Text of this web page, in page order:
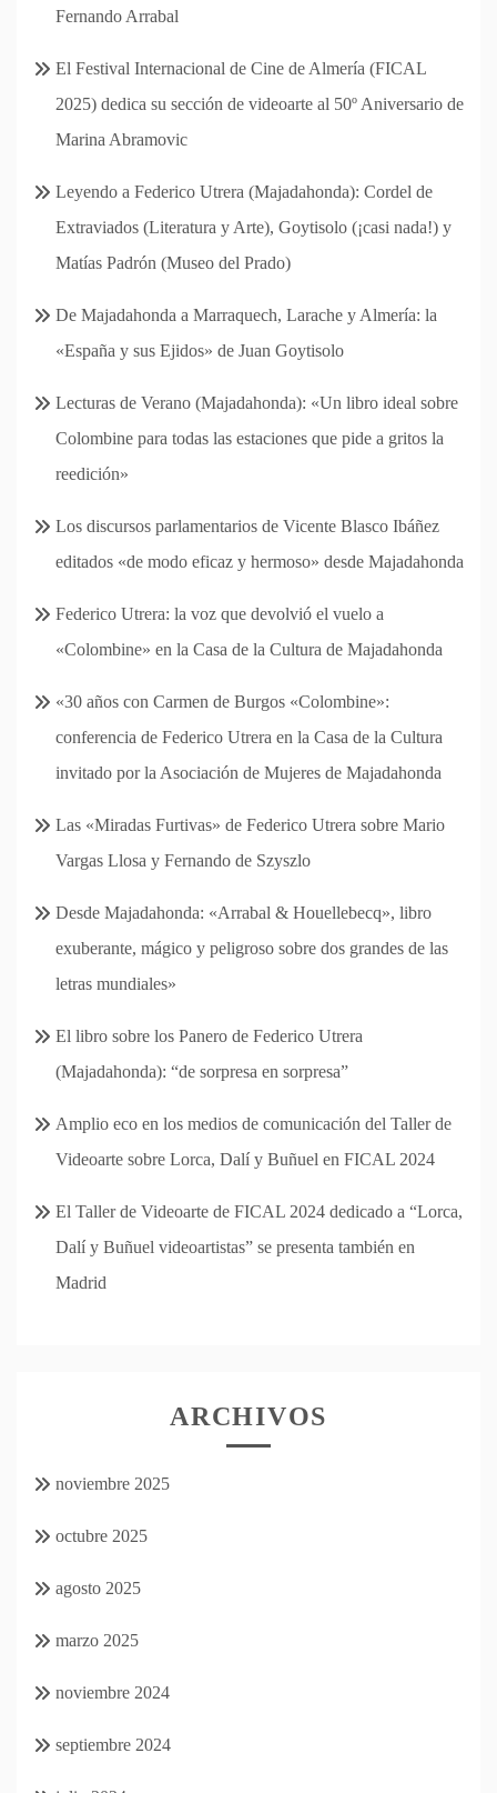
Fernando Arrabal
El Festival Internacional de Cine de Almería (FICAL
2025) dedica su sección de videoarte al 50º Aniversario de
Marina Abramovic
Leyendo a Federico Utrera (Majadahonda): Cordel de
Extraviados (Literatura y Arte), Goytisolo (¡casi nada!) y
Matías Padrón (Museo del Prado)
De Majadahonda a Marraquech, Larache y Almería: la
«España y sus Ejidos» de Juan Goytisolo
Lecturas de Verano (Majadahonda): «Un libro ideal sobre
Colombine para todas las estaciones que pide a gritos la
reedición»
Los discursos parlamentarios de Vicente Blasco Ibáñez
editados «de modo eficaz y hermoso» desde Majadahonda
Federico Utrera: la voz que devolvió el vuelo a
«Colombine» en la Casa de la Cultura de Majadahonda
«30 años con Carmen de Burgos «Colombine»:
conferencia de Federico Utrera en la Casa de la Cultura
invitado por la Asociación de Mujeres de Majadahonda
Las «Miradas Furtivas» de Federico Utrera sobre Mario
Vargas Llosa y Fernando de Szyszlo
Desde Majadahonda: «Arrabal & Houellebecq», libro
exuberante, mágico y peligroso sobre dos grandes de las
letras mundiales»
El libro sobre los Panero de Federico Utrera
(Majadahonda): “de sorpresa en sorpresa”
Amplio eco en los medios de comunicación del Taller de
Videoarte sobre Lorca, Dalí y Buñuel en FICAL 2024
El Taller de Videoarte de FICAL 2024 dedicado a “Lorca,
Dalí y Buñuel videoartistas” se presenta también en
Madrid
ARCHIVOS
noviembre 2025
octubre 2025
agosto 2025
marzo 2025
noviembre 2024
septiembre 2024